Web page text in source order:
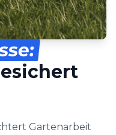
Gartenarbeit